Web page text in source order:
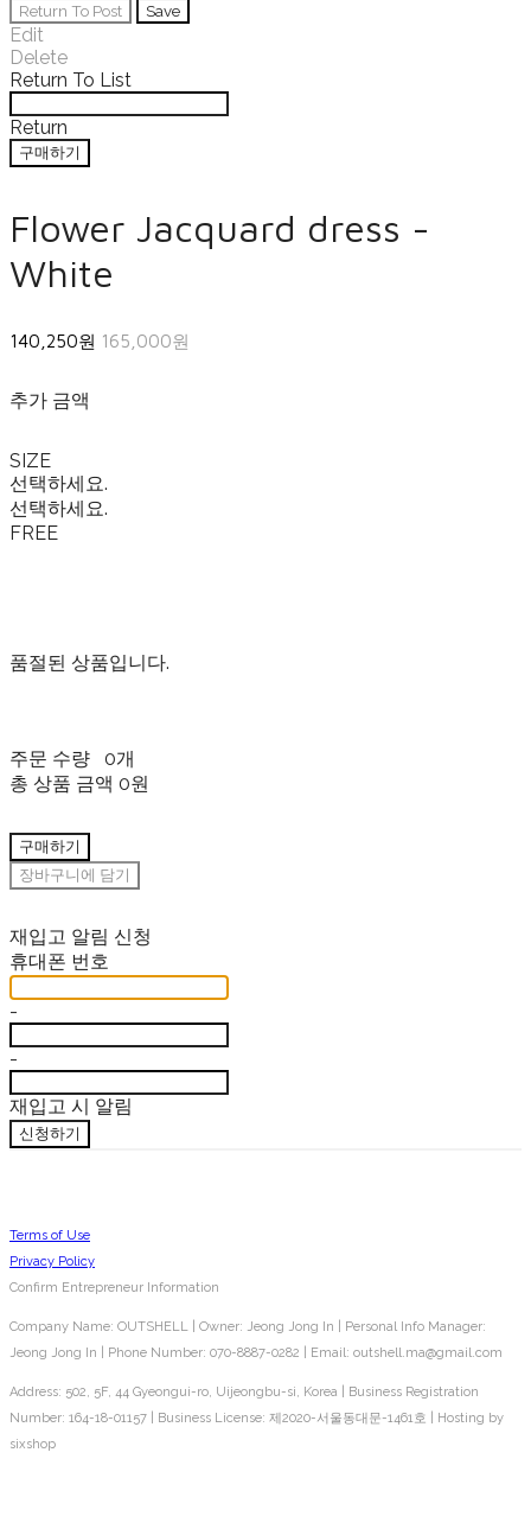
Return To Post Save
Edit
Delete
Return To List
Return
구매하기
Flower Jacquard dress -
White
140,250원 165,000원
추가 금액
SIZE
선택하세요.
선택하세요.
FREE
품절된 상품입니다.
주문 수량
0개
총 상품 금액 0원
구매하기
장바구니에 담기
재입고 알림 신청
휴대폰 번호
-
-
재입고 시 알림
신청하기
Terms of Use
Privacy Policy
Confirm Entrepreneur Information
Company Name: OUTSHELL | Owner: Jeong Jong In | Personal Info Manager:
Jeong Jong In | Phone Number: 070-8887-0282 | Email: outshell.ma@gmail.com
Address: 502, 5F, 44 Gyeongui-ro, Uijeongbu-si, Korea | Business Registration
Number: 164-18-01157 | Business License: 제2020-서울동대문-1461호 | Hosting by
sixshop